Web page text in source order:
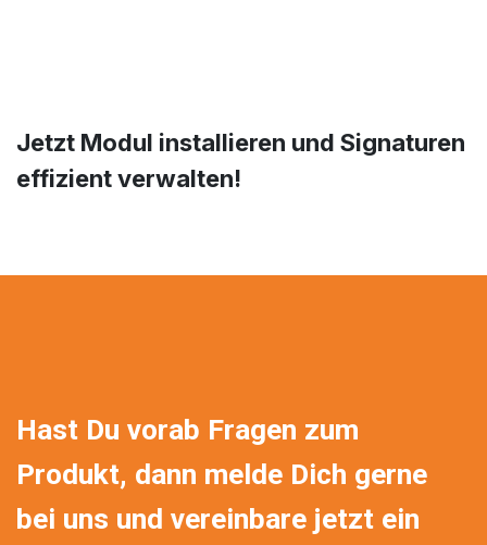
Jetzt Modul installieren und Signaturen
effizient verwalten!
Hast Du vorab Fragen zum
Produkt, dann melde Dich gerne
bei uns und vereinbare jetzt ein